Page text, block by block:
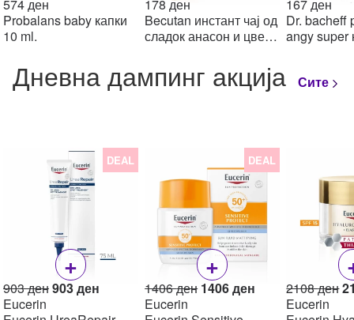
574ден
Probalans baby капки
10 ml.
178ден
Becutan инстант чај од
сладок анасон и цвет
деца, 20
167ден
Dr. bacheff
angy super
Дневна дампинг акција Сите
DEAL
+
903денOriginal
903ден
Eucerin
DEAL
+
1406ден Original
1406ден Current
Eucerin
2108ден
Eucerin